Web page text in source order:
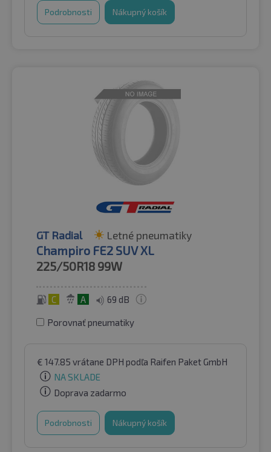
Podrobnosti Nákupný košík
GT Radial Letné pneumatiky
Champiro FE2 SUV XL
225/50R18 99W
C A 69 dB
Porovnať pneumatiky
€ 147.85 vrátane DPH podľa Raifen Paket GmbH
NA SKLADE
Doprava zadarmo
Podrobnosti Nákupný košík